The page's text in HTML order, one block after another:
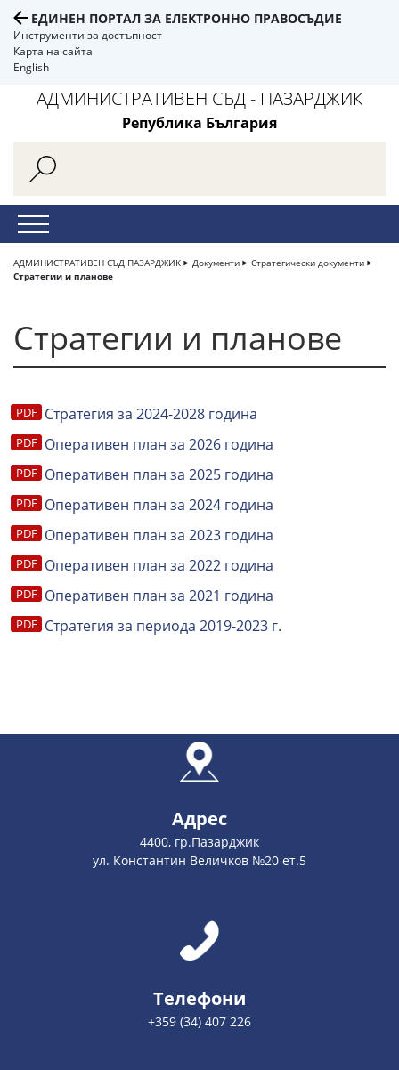
ЕДИНЕН ПОРТАЛ ЗА ЕЛЕКТРОННО ПРАВОСЪДИЕ
Инструменти за достъпност
Карта на сайта
English
АДМИНИСТРАТИВЕН СЪД - ПАЗАРДЖИК
Република България
АДМИНИСТРАТИВЕН СЪД ПАЗАРДЖИК Документи
Стратегически документи
Стратегии и планове
Стратегии и планове
Стратегия за 2024-2028 година
Оперативен план за 2026 година
Оперативен план за 2025 година
Оперативен план за 2024 година
Оперативен план за 2023 година
Оперативен план за 2022 година
Оперативен план за 2021 година
Стратегия за периода 2019-2023 г.
Адрес
4400, гр.Пазарджик
ул. Константин Величков №20 ет.5
Телефони
+359 (34) 407 226